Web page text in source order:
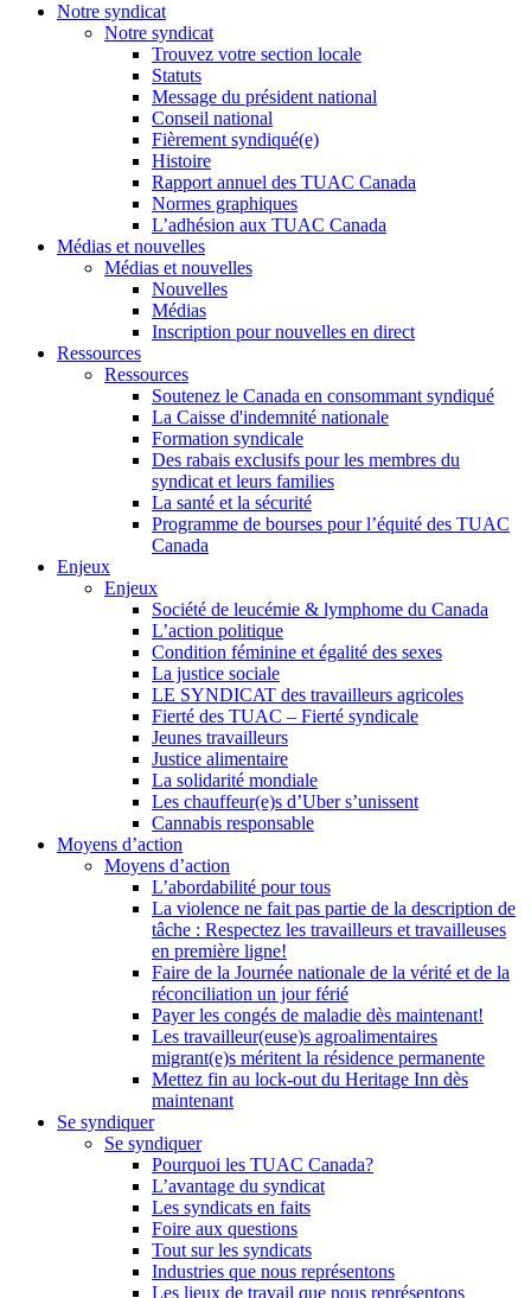
Notre syndicat
Notre syndicat
Trouvez votre section locale
Statuts
Message du président national
Conseil national
Fièrement syndiqué(e)
Histoire
Rapport annuel des TUAC Canada
Normes graphiques
L’adhésion aux TUAC Canada
Médias et nouvelles
Médias et nouvelles
Nouvelles
Médias
Inscription pour nouvelles en direct
Ressources
Ressources
Soutenez le Canada en consommant syndiqué
La Caisse d'indemnité nationale
Formation syndicale
Des rabais exclusifs pour les membres du
syndicat et leurs families
La santé et la sécurité
Programme de bourses pour l’équité des TUAC
Canada
Enjeux
Enjeux
Société de leucémie & lymphome du Canada
L’action politique
Condition féminine et égalité des sexes
La justice sociale
LE SYNDICAT des travailleurs agricoles
Fierté des TUAC – Fierté syndicale
Jeunes travailleurs
Justice alimentaire
La solidarité mondiale
Les chauffeur(e)s d’Uber s’unissent
Cannabis responsable
Moyens d’action
Moyens d’action
L’abordabilité pour tous
La violence ne fait pas partie de la description de
tâche : Respectez les travailleurs et travailleuses
en première ligne!
Faire de la Journée nationale de la vérité et de la
réconciliation un jour férié
Payer les congés de maladie dès maintenant!
Les travailleur(euse)s agroalimentaires
migrant(e)s méritent la résidence permanente
Mettez fin au lock-out du Heritage Inn dès
maintenant
Se syndiquer
Se syndiquer
Pourquoi les TUAC Canada?
L’avantage du syndicat
Les syndicats en faits
Foire aux questions
Tout sur les syndicats
Industries que nous représentons
Les lieux de travail que nous représentons